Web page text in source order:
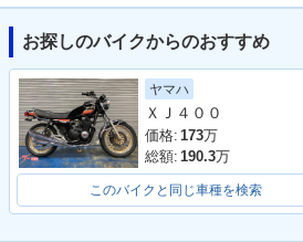
お探しのバイクからのおすすめ
ヤマハ
ＸＪ４００
価格: 173万
総額: 190.3万
このバイクと同じ車種を検索